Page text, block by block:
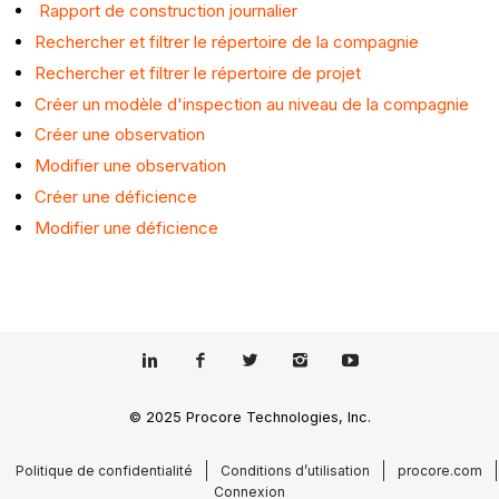
Rapport de construction journalier
Rechercher et filtrer le répertoire de la compagnie
Rechercher et filtrer le répertoire de projet
Créer un modèle d'inspection au niveau de la compagnie
Créer une observation
Modifier une observation
Créer une déficience
Modifier une déficience
© 2025 Procore Technologies, Inc.
Politique de confidentialité Conditions d’utilisation
procore.com
Connexion